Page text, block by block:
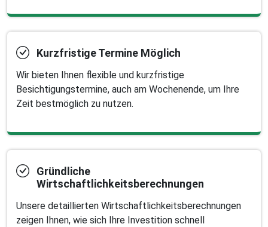
Kurzfristige Termine Möglich
Wir bieten Ihnen flexible und kurzfristige
Besichtigungstermine, auch am Wochenende, um Ihre
Zeit bestmöglich zu nutzen.
Gründliche
Wirtschaftlichkeitsberechnungen
Unsere detaillierten Wirtschaftlichkeitsberechnungen
zeigen Ihnen, wie sich Ihre Investition schnell